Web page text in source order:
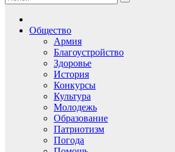
Общество
Армия
Благоустройство
Здоровье
История
Конкурсы
Культура
Молодежь
Образование
Патриотизм
Погода